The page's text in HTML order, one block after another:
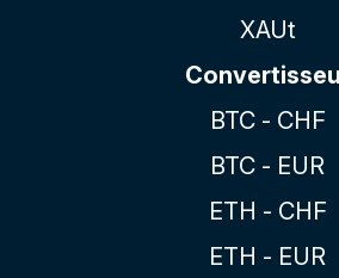
XAUt
BTC - CHF
BTC - EUR
ETH - CHF
ETH - EUR